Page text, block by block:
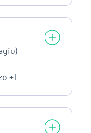
+1